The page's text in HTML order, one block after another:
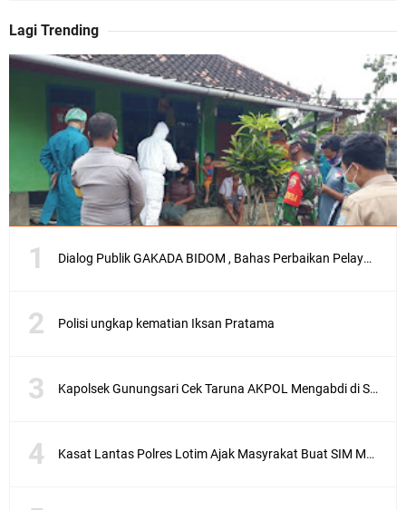
Lagi Trending
Dialog Publik GAKADA BIDOM , Bahas Perbaikan Pelayanan Medis di NTB
Polisi ungkap kematian Iksan Pratama
Kapolsek Gunungsari Cek Taruna AKPOL Mengabdi di SRD 4
Kasat Lantas Polres Lotim Ajak Masyrakat Buat SIM Melalui SATPAS Bukan Calo